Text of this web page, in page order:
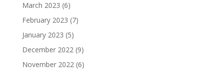
March 2023 (6)
February 2023 (7)
January 2023 (5)
December 2022(9)
November 2022(6)